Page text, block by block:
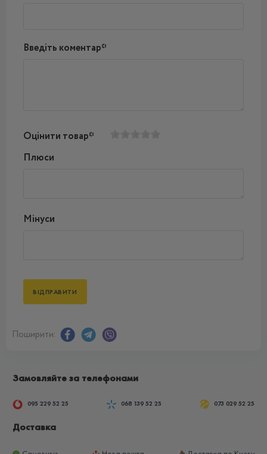
Введіть коментар*
Оцінити товар*
Плюси
Мінуси
Поширити:
Замовляйте за телефонами
095 229 52 25 068 139 52 25 073 029 52 25
Доставка